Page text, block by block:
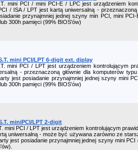
mini PCI / mini PCI-E / LPC jest urządzeniem
/ ISA / LPT jest kartą uniwersalną -
przynajmniej jednej szyny min PCI, mini
300h pamięci (99% BIOS'ów)
mini PCI/LPT 6-digit ext. diplay
mini PCI / LPT jest urządzeniem kontrolującym
- przeznaczoną głównie dla komputerów
jest posiadanie przynajmniej jednej szyny mini
300h pamięci (99% BIOS'ów)
miniPCI/LPT 2-digit
mini PCI / LPT jest urządzeniem kontrolującym
uniwersalną - może być używana zarówno ze
jest posiadanie przynajmniej jednej szyny mini